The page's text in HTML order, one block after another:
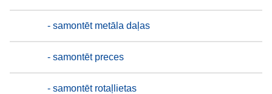
- samontēt metāla daļas
- samontēt preces
- samontēt rotaļlietas